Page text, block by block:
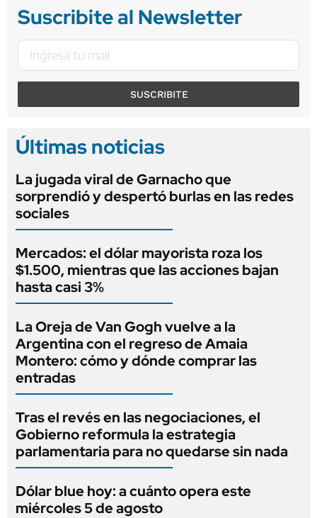
Suscribite al Newsletter
SUSCRIBITE
Últimas noticias
La jugada viral de Garnacho que
sorprendió y despertó burlas en las redes
sociales
Mercados: el dólar mayorista roza los
$1.500, mientras que las acciones bajan
hasta casi 3%
La Oreja de Van Gogh vuelve a la
Argentina con el regreso de Amaia
Montero: cómo y dónde comprar las
entradas
Tras el revés en las negociaciones, el
Gobierno reformula la estrategia
parlamentaria para no quedarse sin nada
Dólar blue hoy: a cuánto opera este
miércoles 5 de agosto